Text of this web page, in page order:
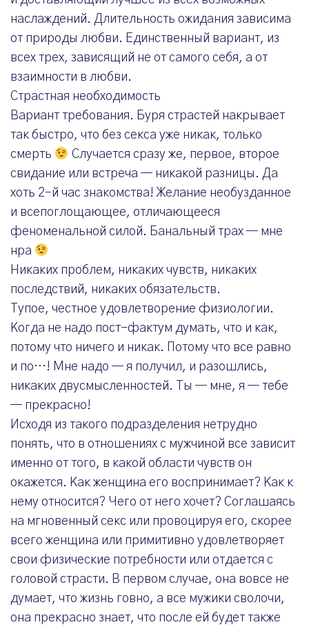
наслаждений. Длительность ожидания зависима
от природы любви. Единственный вариант, из
всех трех, зависящий не от самого себя, а от
взаимности в любви.
Страстная необходимость
Вариант требования. Буря страстей накрывает
так быстро, что без секса уже никак, только
смерть
Случается сразу же, первое, второе
свидание или встреча — никакой разницы. Да
хоть 2-й час знакомства! Желание необузданное
и всепоглощающее, отличающееся
феноменальной силой. Банальный трах — мне
нра
Никаких проблем, никаких чувств, никаких
последствий, никаких обязательств.
Тупое, честное удовлетворение физиологии.
Когда не надо пост-фактум думать, что и как,
потому что ничего и никак. Потому что все равно
и по…! Мне надо — я получил, и разошлись,
никаких двусмысленностей. Ты — мне, я — тебе
— прекрасно!
Исходя из такого подразделения нетрудно
понять, что в отношениях с мужчиной все зависит
именно от того, в какой области чувств он
окажется. Как женщина его воспринимает? Как к
нему относится? Чего от него хочет? Соглашаясь
на мгновенный секс или провоцируя его, скорее
всего женщина или примитивно удовлетворяет
свои физические потребности или отдается с
головой страсти. В первом случае, она вовсе не
думает, что жизнь говно, а все мужики сволочи,
она прекрасно знает, что после ей будет также